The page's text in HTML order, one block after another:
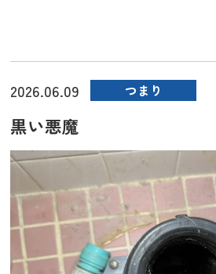
2026.06.09 つまり
黒い悪魔